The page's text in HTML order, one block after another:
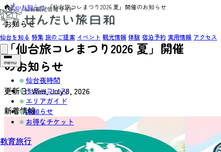
仙台を知る 特集 旅のご提案 イベント 観光情報 体験 宿泊予約 実用情報 アクセス
menu
仙台夜時間
モデルコース
エリアガイド
お知らせ
お得なチケット
教育旅行
Top›お知らせ›「仙台旅コレまつり2026 夏」開催のお知らせ
お知らせ
「仙台旅コレまつり2026 夏」開催
のお知らせ
更新日:Wed, July 8, 2026
新着情報